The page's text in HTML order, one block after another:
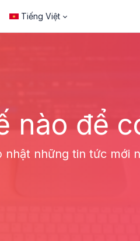
Tiếng Việt
nào để
nhật những tin tức mới